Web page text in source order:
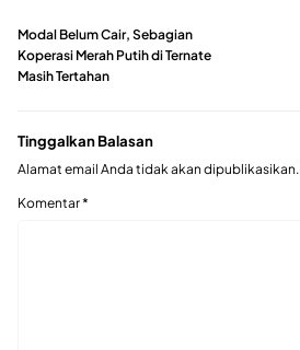
Modal Belum Cair, Sebagian
Koperasi Merah Putih di Ternate
Masih Tertahan
Tinggalkan Balasan
Alamat email Anda tidak akan dipublikasikan.
Komentar*